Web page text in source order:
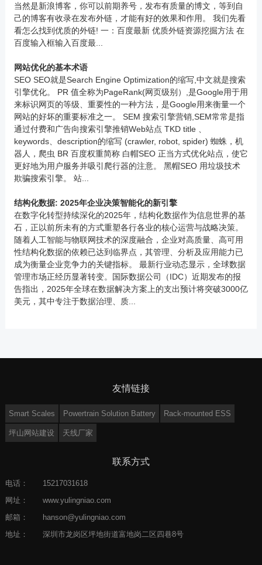
当然是新浪博客，你可以前期养号，发布有质量的博文，等到自
己的博客有收录在发布外链，才能有好的效果和作用。 我们先看
看怎么找到优质的外链! 一：百度最新 优质外链资源挖掘方法 在
百度输入框输入百度最...
网站优化的基本术语
SEO SEO就是Search Engine Optimization的缩写,中文就是搜索
引擎优化。 PR 值全称为PageRank(网页级别）,是Google用于用
来标识网页的等级、重要性的一种方法，是Google用来衡量一个
网站的好坏的重要标准之一。 SEM 搜索引擎营销,SEM常常是指
通过付费和广告向搜索引擎推销Web站点 TKD title 、
keywords、description的缩写 (crawler, robot, spider) 蜘蛛，机
器人，爬虫 BR 百度权重简称 白帽SEO 正当方式优化站点，使它
更好地为用户服务并吸引爬行器的注意。 黑帽SEO 用垃圾技术
欺骗搜索引擎。 站...
结构化数据: 2025年企业决策智能化的新引擎
在数字化转型持续深化的2025年，结构化数据作为信息世界的基
石，正以前所未有的方式重塑各行各业的核心运营与战略决策。
随着人工智能与物联网技术的深度融合，企业对高质量、高可用
性结构化数据的依赖已达到临界点，其管理、分析及应用能力已
成为衡量企业竞争力的关键指标。 最新行业动态显示，全球数据
管理市场正经历显著转变。国际数据公司（IDC）近期发布的报
告指出，2025年全球在数据解决方案上的支出预计将突破3000亿
美元，其中专注于数据治理、质...
友情链接
Smart Scales Powertrain Solution Battery Rack-mounted ESS
坪山网站建设 天线厂家
联系方式
电话：
15217031618
网址：
www.yulingniao.com
邮箱：
hanson@yulingniao.com
地址：
深圳市龙岗区坪地街道富地岗二区四巷8号